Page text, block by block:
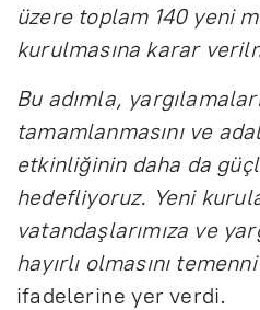
üzere toplam 140 yeni
kurulmasına karar
Bu adımla,
tamamlanmasını ve
etkinliğinin daha da
hedefliyoruz. Yeni
vatandaşlarımıza ve
hayırlı olmasını
ifadelerine yer verdi.